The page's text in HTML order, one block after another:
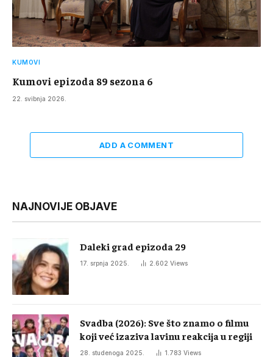
KUMOVI
Kumovi epizoda 89 sezona 6
22. svibnja 2026.
ADD A COMMENT
NAJNOVIJE OBJAVE
Daleki grad epizoda 29
17. srpnja 2025. 2.602 Views
Svadba (2026): Sve što znamo o filmu
koji već izaziva lavinu reakcija u regiji
28. studenoga 2025. 1.783 Views